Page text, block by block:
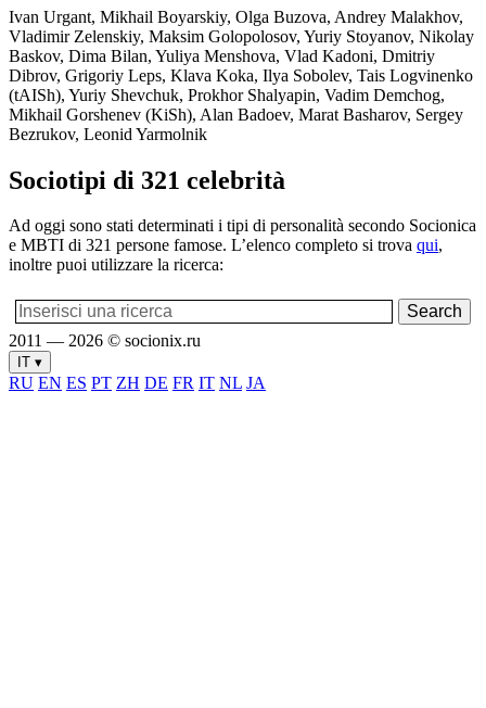
Ivan Urgant, Mikhail Boyarskiy, Olga Buzova, Andrey Malakhov,
Vladimir Zelenskiy, Maksim Golopolosov, Yuriy Stoyanov, Nikolay
Baskov, Dima Bilan, Yuliya Menshova, Vlad Kadoni, Dmitriy
Dibrov, Grigoriy Leps, Klava Koka, Ilya Sobolev, Tais Logvinenko
(tAISh), Yuriy Shevchuk, Prokhor Shalyapin, Vadim Demchog,
Mikhail Gorshenev (KiSh), Alan Badoev, Marat Basharov, Sergey
Bezrukov, Leonid Yarmolnik
Sociotipi di 321 celebrità
Ad oggi sono stati determinati i tipi di personalità secondo Socionica
e MBTI di 321 persone famose. L’elenco completo si trova qui,
inoltre puoi utilizzare la ricerca:
2011 — 2026 © socionix.ru
IT ▾
RU EN ES PT ZH DE FR IT NL JA